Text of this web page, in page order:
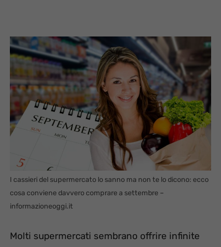
I cassieri del supermercato lo sanno ma non te lo dicono: ecco
cosa conviene davvero comprare a settembre –
informazioneoggi.it
Molti supermercati sembrano offrire infinite